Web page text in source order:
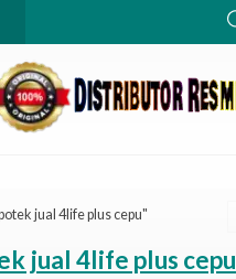
jual 4life plus cepu"
jual 4life plus cepu